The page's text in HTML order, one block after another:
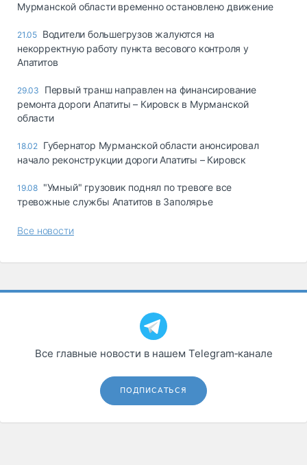
Топливо, масла и
Мурманской области временно остановлено движение
21.05 Водители большегрузов жалуются на
некорректную работу пункта весового контроля у
Апатитов
29.03
Первый транш направлен на финансирование
ремонта дороги Апатиты – Кировск в Мурманской
области
18.02 Губернатор Мурманской области анонсировал
начало реконструкции дороги Апатиты – Кировск
19.08 "Умный" грузовик поднял по тревоге все
тревожные службы Апатитов в Заполярье
Все новости
Все главные новости в нашем Telegram‑канале
ПОДПИСАТЬСЯ